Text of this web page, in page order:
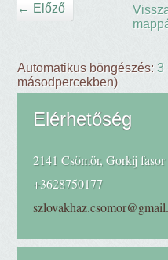
← Előző
Automatikus böngészés:3
másodpercekben)
Elérhetőség
2141 Csömör, Gorkij fasor
+3628750177